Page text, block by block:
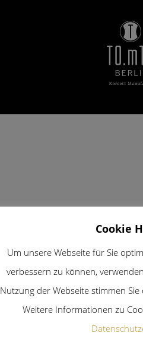
Cookie
Um unsere Webseite für Sie
verbessern zu können,
Nutzung der Webseite stimmen
Weitere Informationen zu